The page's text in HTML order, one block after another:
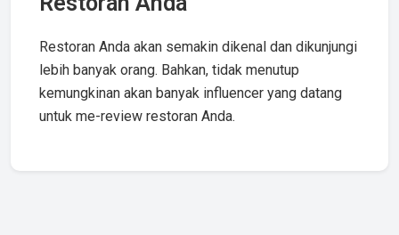
Restoran Anda akan semakin dikenal dan dikunjungi
lebih banyak orang. Bahkan, tidak menutup
kemungkinan akan banyak influencer yang datang
untuk me-review restoran Anda.